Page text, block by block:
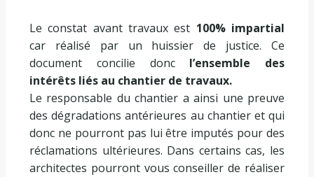
Le constat avant travaux est 100% impartial
car réalisé par un huissier de justice. Ce
document concilie donc l’ensemble des
intérêts liés au chantier de travaux.
Le responsable du chantier a ainsi une preuve
des dégradations antérieures au chantier et qui
donc ne pourront pas lui être imputés pour des
réclamations ultérieures. Dans certains cas, les
architectes pourront vous conseiller de réaliser